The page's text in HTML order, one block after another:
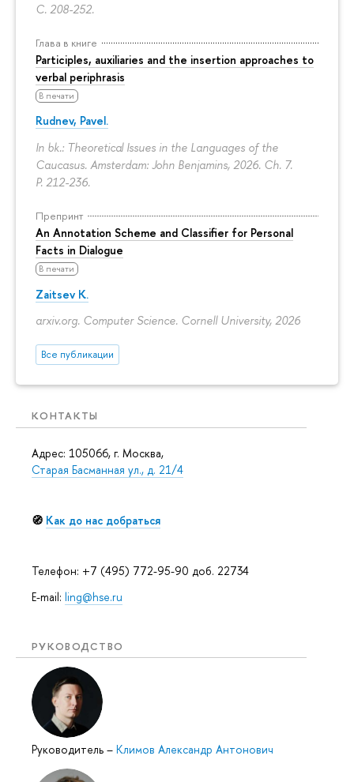
С. 208-252.
Глава в книге
Participles, auxiliaries and the insertion approaches to
verbal periphrasis
В печати
Rudnev, Pavel.
In bk.: Theoretical Issues in the Languages of the
Caucasus. Amsterdam: John Benjamins, 2026. Ch. 7.
P. 212-236.
Препринт
An Annotation Scheme and Classifier for Personal
Facts in Dialogue
В печати
Zaitsev K.
arxiv.org. Computer Science. Cornell University, 2026
Все публикации
КОНТАКТЫ
Адрес: 105066, г. Москва,
Старая Басманная ул., д. 21/4
🧭 Как до нас добраться
Телефон: +7 (495) 772-95-90 доб. 22734
E-mail: ling@hse.ru
РУКОВОДСТВО
Руководитель – Климов Александр Антонович